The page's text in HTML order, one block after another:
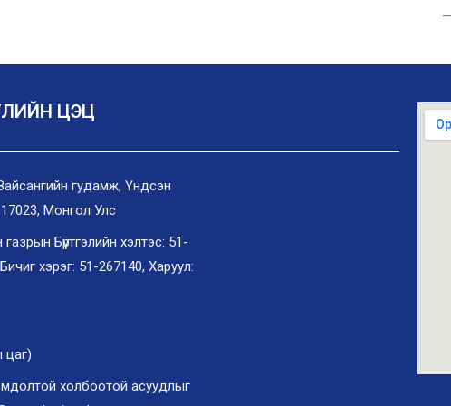
ЦЭЦ
Зайсангийн гудамж, Үндсэн
Монгол Улс
Бүртгэлийн хэлтэс: 51-
хэрэг: 51-267140, Харуул:
цаг)
холбоотой асуудлыг